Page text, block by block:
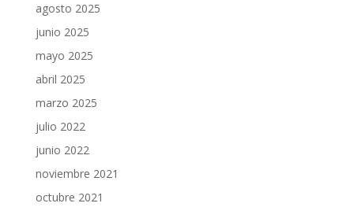
agosto 2025
junio 2025
mayo 2025
abril 2025
marzo 2025
julio 2022
junio 2022
noviembre 2021
octubre 2021